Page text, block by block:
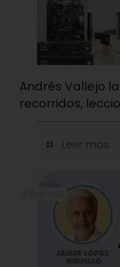
Andrés Vallejo
recorridos,
Leer mas